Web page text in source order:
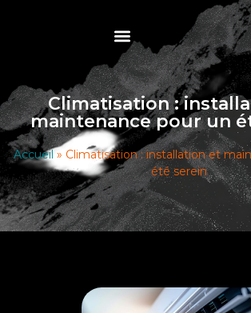
Climatisation :
maintenance pour un
Accueil » Climatisation : installation et
été serein